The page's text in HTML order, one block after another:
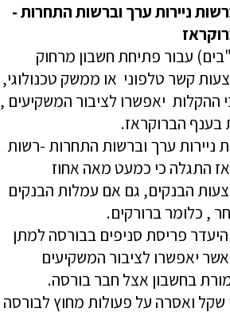
ניירות ערך וברשות התחרות -
עבור פתיחת חשבון מרחוק
קשר טלפוני או ממשק טכנולוגי,
ההקלות יאפשרו לציבור המשקיעים ,
בענף הברוקראז.
ניירות ערך וברשות התחרות -רשות
התגלה כי כמעט מאה אחוז
הבנקים, גם אם עמלות הבנקים
, כלומר ברורקים.
פריסת סניפים בבורסה למתן
יאפשרו לציבור המשקיעים
בחשבון אצל חבר בורסה.
שקל ואסרה על פעולות מחוץ לבורסה